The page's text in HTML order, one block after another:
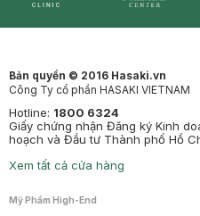
Bản quyền © 2016 Hasaki.vn
Công Ty cổ phần HASAKI VIETNAM
Hotline: 1800 6324
Giấy chứng nhận Đăng ký Kinh
hoạch và Đầu tư Thành phố Hồ
Xem tất cả cửa hàng
Mỹ Phẩm High-End